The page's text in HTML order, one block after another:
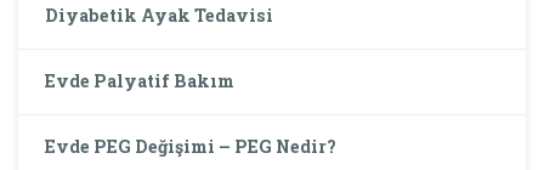
Diyabetik Ayak Tedavisi
Evde Palyatif Bakım
Evde PEG Değişimi – PEG Nedir?